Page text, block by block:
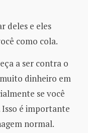
deles e eles
como cola.
a ser contra o
dinheiro em
se você
é importante
normal.